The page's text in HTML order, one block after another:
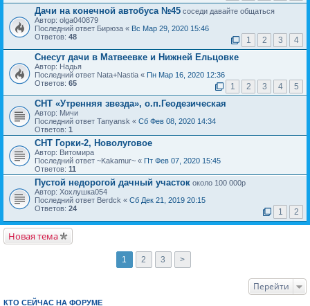
Дачи на конечной автобуса №45 соседи давайте общаться
Автор: olga040879
Последний ответ Бирюза « Вс Мар 29, 2020 15:46
Ответов: 48 1 2 3 4
Снесут дачи в Матвеевке и Нижней Ельцовке
Автор: Надья
Последний ответ Nata+Nastia « Пн Мар 16, 2020 12:36
Ответов: 65 1 2 3 4 5
СНТ «Утренняя звезда», о.п.Геодезическая
Автор: Мичи
Последний ответ Tanyansk « Сб Фев 08, 2020 14:34
Ответов: 1
СНТ Горки-2, Новолуговое
Автор: Витомира
Последний ответ ~Kakamur~ « Пт Фев 07, 2020 15:45
Ответов: 11
Пустой недорогой дачный участок около 100 000р
Автор: Хохлушка054
Последний ответ Berdck « Сб Дек 21, 2019 20:15
Ответов: 24 1 2
Новая тема
1 2 3 >
Перейти
КТО СЕЙЧАС НА ФОРУМЕ